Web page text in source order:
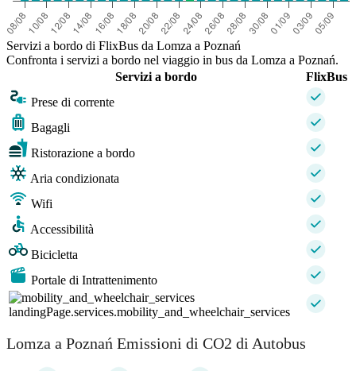
Servizi a bordo di FlixBus da Lomza a Poznań
Confronta i servizi a bordo nel viaggio in bus da Lomza a Poznań.
Servizi a bordo
FlixBus
Prese di corrente
Bagagli
Ristorazione a bordo
Aria condizionata
Wifi
Accessibilità
Bicicletta
Portale di Intrattenimento
landingPage.services.mobility_and_wheelchair_services
Lomza a Poznań Emissioni di CO2 di Autobus